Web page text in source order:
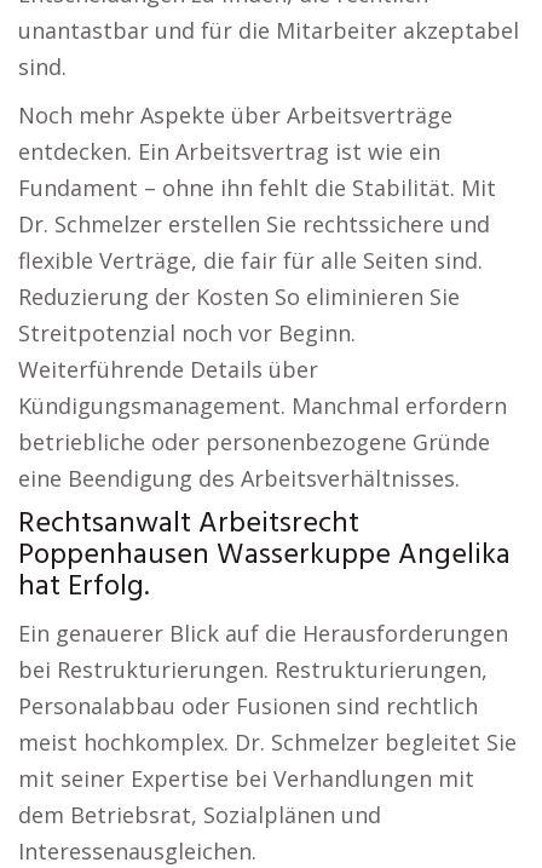
unantastbar und für die Mitarbeiter akzeptabel
sind.
Noch mehr Aspekte über Arbeitsverträge
entdecken. Ein Arbeitsvertrag ist wie ein
Fundament – ohne ihn fehlt die Stabilität. Mit
Dr. Schmelzer erstellen Sie rechtssichere und
flexible Verträge, die fair für alle Seiten sind.
Reduzierung der Kosten So eliminieren Sie
Streitpotenzial noch vor Beginn.
Weiterführende Details über
Kündigungsmanagement. Manchmal erfordern
betriebliche oder personenbezogene Gründe
eine Beendigung des Arbeitsverhältnisses.
Rechtsanwalt Arbeitsrecht
Poppenhausen Wasserkuppe Angelika
hat Erfolg.
Ein genauerer Blick auf die Herausforderungen
bei Restrukturierungen. Restrukturierungen,
Personalabbau oder Fusionen sind rechtlich
meist hochkomplex. Dr. Schmelzer begleitet Sie
mit seiner Expertise bei Verhandlungen mit
dem Betriebsrat, Sozialplänen und
Interessenausgleichen.